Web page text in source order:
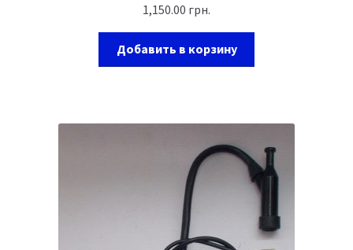
1,150.00 грн.
Добавить в корзину